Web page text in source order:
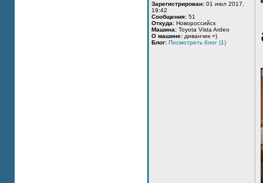
Зарегистрирован: 01 июл 2017,
19:42
Сообщения: 51
Откуда: Новороссийск
Машина: Toyota Vista Ardeo
О машине: диванчик =)
Блог: Посмотреть блог (1)